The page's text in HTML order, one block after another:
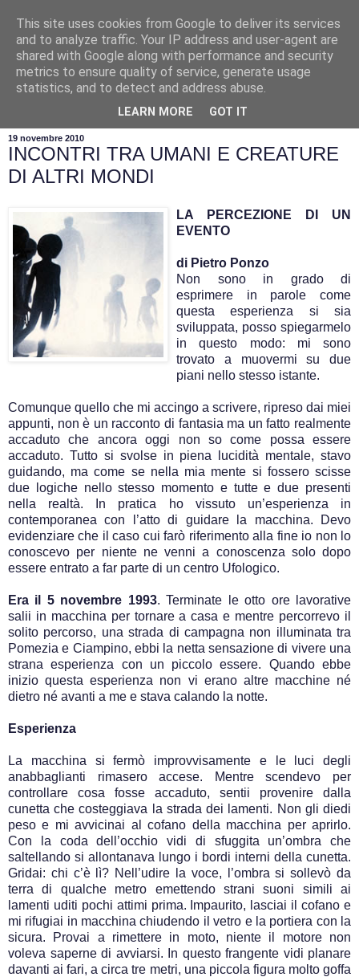
19 novembre 2010
INCONTRI TRA UMANI E CREATURE
DI ALTRI MONDI
LA PERCEZIONE DI UN
EVENTO
di Pietro Ponzo
Non sono in grado di
esprimere in parole come
questa esperienza si sia
sviluppata, posso spiegarmelo
in questo modo: mi sono
trovato a muovermi su due
piani nello stesso istante.
Comunque quello che mi accingo a scrivere, ripreso dai miei
appunti, non è un racconto di fantasia ma un fatto realmente
accaduto che ancora oggi non so come possa essere
accaduto. Tutto si svolse in piena lucidità mentale, stavo
guidando, ma come se nella mia mente si fossero scisse
due logiche nello stesso momento e tutte e due presenti
nella realtà. In pratica ho vissuto un’esperienza in
contemporanea con l’atto di guidare la macchina. Devo
evidenziare che il caso cui farò riferimento alla fine io non lo
conoscevo per niente ne venni a conoscenza solo dopo
essere entrato a far parte di un centro Ufologico.
Era il 5 novembre 1993. Terminate le otto ore lavorative
salii in macchina per tornare a casa e mentre percorrevo il
solito percorso, una strada di campagna non illuminata tra
Pomezia e Ciampino, ebbi la netta sensazione di vivere una
strana esperienza con un piccolo essere. Quando ebbe
inizio questa esperienza non vi erano altre macchine né
dietro né avanti a me e stava calando la notte.
Esperienza
La macchina si fermò improvvisamente e le luci degli
anabbaglianti rimasero accese. Mentre scendevo per
controllare cosa fosse accaduto, sentii provenire dalla
cunetta che costeggiava la strada dei lamenti. Non gli diedi
peso e mi avvicinai al cofano della macchina per aprirlo.
Con la coda dell’occhio vidi di sfuggita un’ombra che
saltellando si allontanava lungo i bordi interni della cunetta.
Gridai: chi c’è lì? Nell’udire la voce, l’ombra si sollevò da
terra di qualche metro emettendo strani suoni simili ai
lamenti uditi pochi attimi prima. Impaurito, lasciai il cofano e
mi rifugiai in macchina chiudendo il vetro e la portiera con la
sicura. Provai a rimettere in moto, niente il motore non
voleva saperne di avviarsi. In questo frangente vidi planare
davanti ai fari, a circa tre metri, una piccola figura molto goffa
This site uses cookies from Google to deliver its services
and to analyze traffic. Your IP address and user-agent are
shared with Google along with performance and security
metrics to ensure quality of service, generate usage
statistics, and to detect and address abuse.
LEARN MORE GOT IT